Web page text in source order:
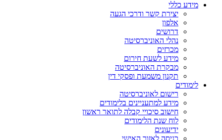
מידע כללי
יצירת קשר ודרכי הגעה
אלפון
דרושים
נהלי האוניברסיטה
מכרזים
מידע לשעת חירום
מבקרת האוניברסיטה
תקנון משמעת ופסקי דין
לימודים
רישום לאוניברסיטה
מידע למתעניינים בלימודים
חישוב סיכויי קבלה לתואר ראשון
לוח שנת הלימודים
ידיעונים
כניסה לאזור האישי